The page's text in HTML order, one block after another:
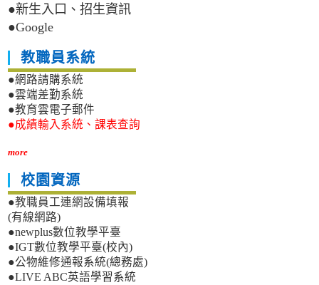
●新生入口、招生資訊
●Google
教職員系統
●網路請購系統
●雲端差勤系統
●教育雲電子郵件
●成績輸入系統、課表查詢
more
校園資源
●教職員工連網設備填報
(有線網路)
●newplus數位教學平臺
●IGT數位教學平臺(校內)
●公物維修通報系統(總務處)
●LIVE ABC英語學習系統